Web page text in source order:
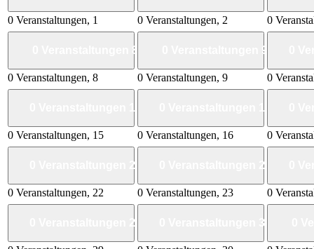
0 Veranstaltungen, 1 0 Veranstaltungen, 2 0
8
0 Veranstaltungen, 8
9
0 Veranstaltungen, 9 0
15
0 Veranstaltungen, 15
16
0 Veranstaltungen, 16 0
22
0 Veranstaltungen, 22
23
0 Veranstaltungen, 23 0
29 30